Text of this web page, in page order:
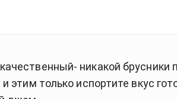
никакой брусники
этим только испортите вкус